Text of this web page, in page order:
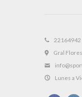
22164942
Gral
Lunes a